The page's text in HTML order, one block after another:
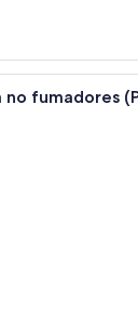
Habitación
fumadores